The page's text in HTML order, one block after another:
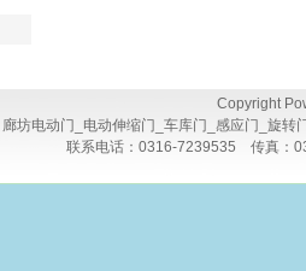
Copyright
廊坊电动门_电动伸缩门_车库门_感应门_旋转
联系电话：0316-7239535 传真：